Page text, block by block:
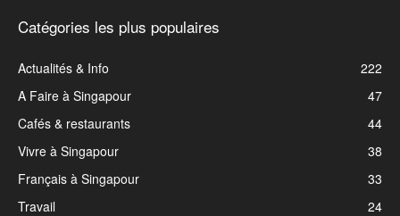
Catégories les plus populaires
Actualités & Info
222
A Faire à Singapour
47
Cafés & restaurants
44
Vivre à Singapour
38
Français à Singapour
33
Travail
24